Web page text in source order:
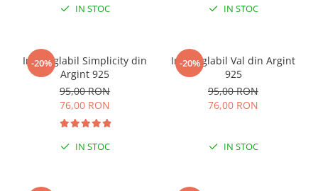
IN STOC IN STOC
-20%
Inel reglabil Simplicity din
Argint 925
95,00 RON
76,00 RON
IN STOC
-20%
Inel reglabil Val din Argint
925
95,00 RON
76,00 RON
IN STOC